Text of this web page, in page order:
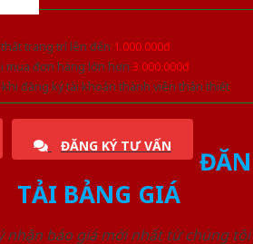
trang trí lên đến 1.000.000đ
mua đơn hàng lớn hơn 3.000.000đ
đăng ký tài khoản thành viên thân thiết
ĐĂNG KÝ TƯ VẤN
TẢI BẢNG GIÁ
nhận báo giá mới nhất từ chúng tôi